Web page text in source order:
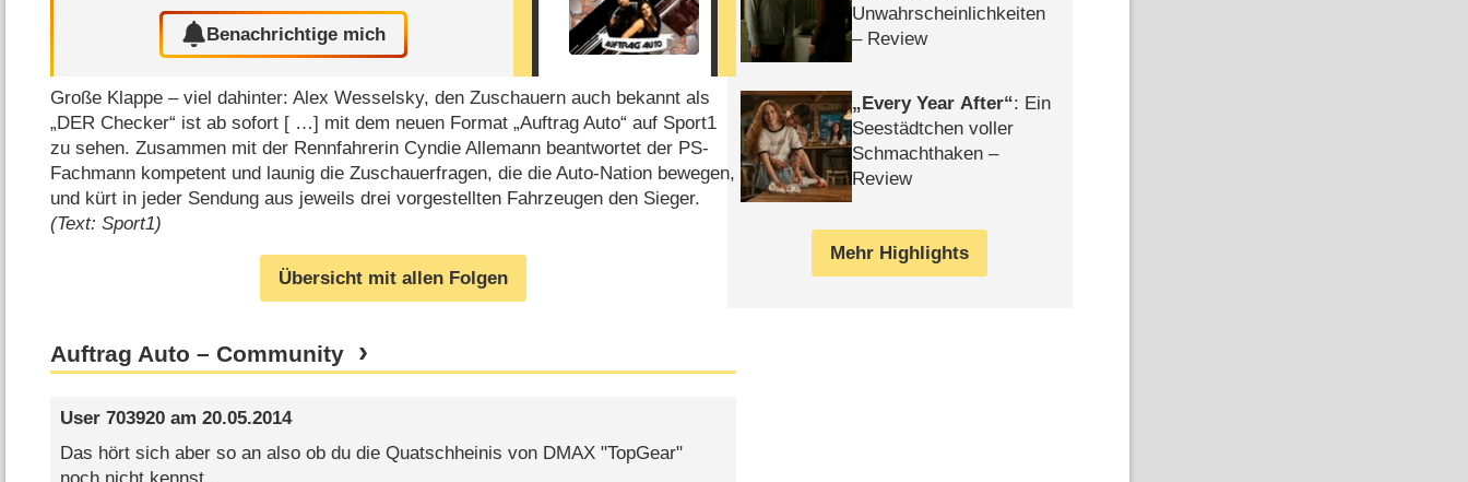
Benachrichtige mich
Große Klappe – viel dahinter: Alex Wesselsky, den Zuschauern auch bekannt als
„DER Checker“ ist ab sofort [ …] mit dem neuen Format „Auftrag Auto“ auf Sport1
zu sehen. Zusammen mit der Rennfahrerin Cyndie Allemann beantwortet der PS-
Fachmann kompetent und launig die Zuschauerfragen, die die Auto-Nation bewegen,
und kürt in jeder Sendung aus jeweils drei vorgestellten Fahrzeugen den Sieger.
(Text: Sport1)
Übersicht mit allen Folgen
Auftrag Auto – Community
User 703920am 20.05.2014
Das hört sich aber so an also ob du die Quatschheinis von DMAX "TopGear"
Unwahrscheinlichkeiten
– Review
Every Year After : Ein
Seestädtchen voller
Schmachthaken –
Review
Mehr Highlights